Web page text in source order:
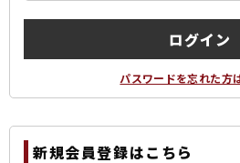
ログイン
パスワードを忘れた方
新規会員登録はこちら